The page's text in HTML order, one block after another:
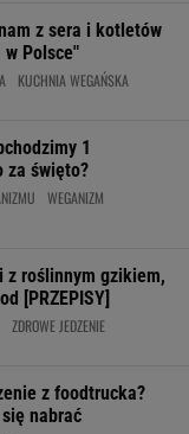
z sera i kotletów
Polsce"
KUCHNIA WEGAŃSKA
1
za święto?
WEGANIZM
roślinnym gzikiem,
[PRZEPISY]
ZDROWE JEDZENIE
z foodtrucka?
nabrać